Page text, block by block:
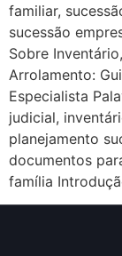
familiar,
sucessão
Sobre
Arrolamento:
Especialista
judicial,
planejamento
documentos
família